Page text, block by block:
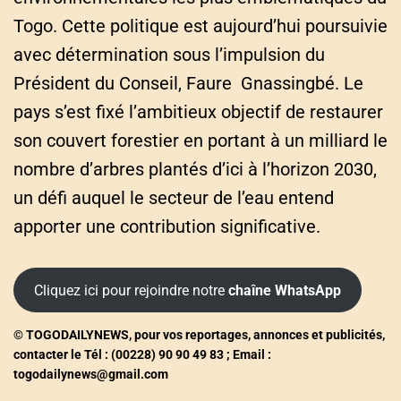
Togo. Cette politique est aujourd’hui poursuivie
avec détermination sous l’impulsion du
Président du Conseil, Faure Gnassingbé. Le
pays s’est fixé l’ambitieux objectif de restaurer
son couvert forestier en portant à un milliard le
nombre d’arbres plantés d’ici à l’horizon 2030,
un défi auquel le secteur de l’eau entend
apporter une contribution significative.
Cliquez ici pour rejoindre notre chaîne WhatsApp
© TOGODAILYNEWS, pour vos reportages, annonces et publicités,
contacter le Tél : (00228) 90 90 49 83 ; Email :
togodailynews@gmail.com